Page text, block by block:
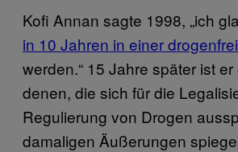
Kofi Annan sagte 1998, „ich
in 10 Jahren in einer
werden.“ 15 Jahre später ist
denen, die sich für die
Regulierung von Drogen
damaligen Äußerungen